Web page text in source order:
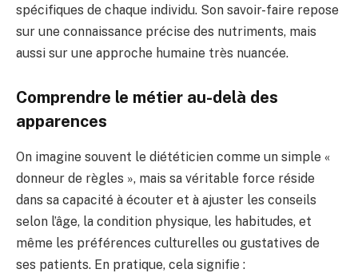
spécifiques de chaque individu. Son savoir-faire repose
sur une connaissance précise des nutriments, mais
aussi sur une approche humaine très nuancée.
Comprendre le métier au-delà des
apparences
On imagine souvent le diététicien comme un simple «
donneur de règles », mais sa véritable force réside
dans sa capacité à écouter et à ajuster les conseils
selon l’âge, la condition physique, les habitudes, et
même les préférences culturelles ou gustatives de
ses patients. En pratique, cela signifie :